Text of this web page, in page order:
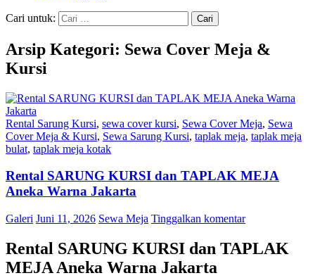
Cari untuk:
Arsip Kategori: Sewa Cover Meja &
Kursi
Rental Sarung Kursi, sewa cover kursi, Sewa Cover Meja, Sewa
Cover Meja & Kursi, Sewa Sarung Kursi, taplak meja, taplak meja
bulat, taplak meja kotak
Rental SARUNG KURSI dan TAPLAK MEJA
Aneka Warna Jakarta
Galeri Juni 11, 2026 Sewa Meja Tinggalkan komentar
Rental SARUNG KURSI dan TAPLAK
MEJA Aneka Warna Jakarta